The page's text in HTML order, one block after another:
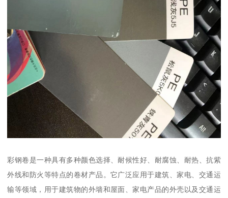
彩钢卷是一种具有多种颜色选择、耐候性好、耐腐蚀、耐热、抗紫
外线和防火等特点的卷材产品。它广泛应用于建筑、家电、交通运
输等领域，用于建筑物的外墙和屋面、家电产品的外壳以及交通运